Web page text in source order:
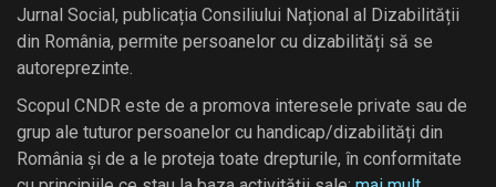
Jurnal Social, publicația Consiliului Național al Dizabilității
din România, permite persoanelor cu dizabilități să se
autoreprezinte.
Scopul CNDR este de a promova interesele private sau de
grup ale tuturor persoanelor cu handicap/dizabilități din
România și de a le proteja toate drepturile, în conformitate